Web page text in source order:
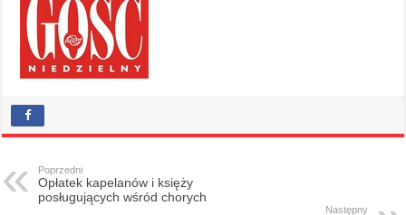
Poprzedni
Opłatek kapelanów i księży
posługujących wśród chorych
Następny